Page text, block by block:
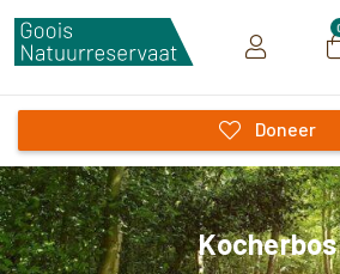
Doneer
Kocherbos